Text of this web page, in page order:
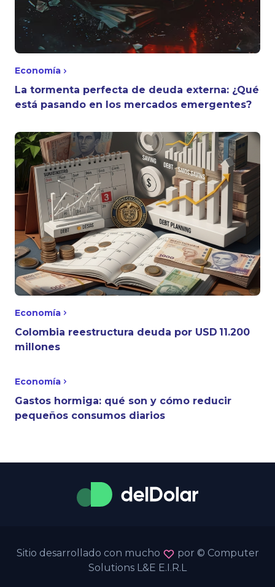
Economía
La tormenta perfecta de deuda externa: ¿Qué
está pasando en los mercados emergentes?
Economía
Colombia reestructura deuda por USD 11.200
millones
Economía
Gastos hormiga: qué son y cómo reducir
pequeños consumos diarios
Sitio desarrollado con mucho
por © Computer
Solutions L&E E.I.R.L